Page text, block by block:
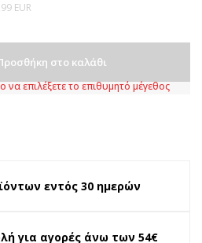
EUR
στο καλάθι
να επιλέξετε το επιθυμητό μέγεθος
εντός 30 ημερών
για αγορές άνω των 54€